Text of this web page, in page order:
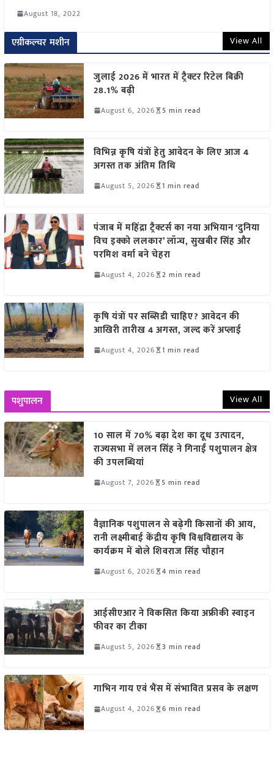
August 18, 2022
एग्रीकल्चर मशीन View All
जुलाई 2026 में भारत में ट्रैक्टर रिटेल बिक्री
28.1% बढ़ी
August 6, 2026 5 min read
विभिन्न कृषि यंत्रों हेतु आवेदन के लिए आज 4
अगस्त तक अंतिम तिथि
August 5, 2026 1 min read
पंजाब में महिंद्रा ट्रैक्टर्स का नया अभियान ‘दुनिया
विच इक्को ललकार’ लॉन्च, सुखबीर सिंह और
परमिश वर्मा बने चेहरा
August 4, 2026 2 min read
कृषि यंत्रों पर सब्सिडी चाहिए? आवेदन की
आखिरी तारीख 4 अगस्त, जल्द करें अप्लाई
August 4, 2026 1 min read
पशुपालन View All
10 साल में 70% बढ़ा देश का दूध उत्पादन,
राज्यसभा में ललन सिंह ने गिनाईं पशुपालन क्षेत्र
की उपलब्धियां
August 7, 2026 5 min read
वैज्ञानिक पशुपालन से बढ़ेगी किसानों की आय,
रानी लक्ष्मीबाई केंद्रीय कृषि विश्वविद्यालय के
कार्यक्रम में बोले शिवराज सिंह चौहान
August 6, 2026 4 min read
आईसीएआर ने विकसित किया अफ्रीकी स्वाइन
फीवर का टीका
August 5, 2026 3 min read
गाभिन गाय एवं भैंस में संभावित प्रसव के लक्षण
August 4, 2026 6 min read